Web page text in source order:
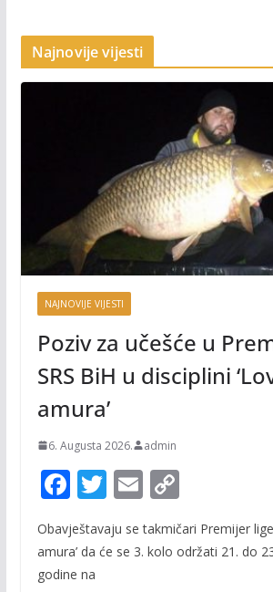
Najnovije vijesti
NAJNOVIJE VIJESTI
Poziv za učešće u
SRS BiH u disciplini
amura’
6. Augusta 2026. admin
F
ac
e
b
T
itt
E
m
ai
C
o
p
Obavještavaju se takmičari Premijer
amura’ da će se 3. kolo održati 21. do
godine na